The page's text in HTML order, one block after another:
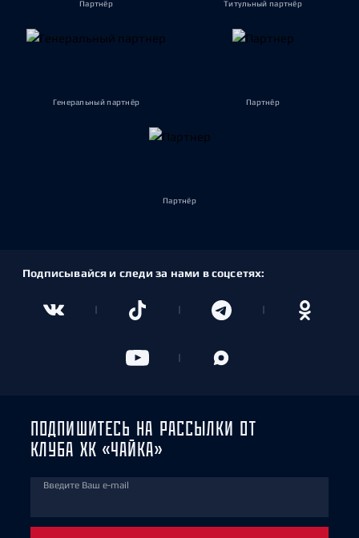
Партнёр Титульный партнёр
Генеральный партнёр Партнёр
Партнёр
Подписывайся и следи за нами в соцсетях:
ПОДПИШИТЕСЬ НА РАССЫЛКИ ОТ
КЛУБА ХК «ЧАЙКА»
Введите Ваш e-mail